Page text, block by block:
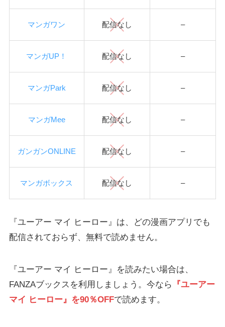
マンガワン 配信なし –
マンガUP！ 配信なし –
マンガPark 配信なし –
マンガMee 配信なし –
ガンガンONLINE 配信なし –
マンガボックス 配信なし –
『ユーアー マイ ヒーロー』は、どの漫画アプリでも
配信されておらず、無料で読めません。
『ユーアー マイ ヒーロー』を読みたい場合は、
FANZAブックスを利用しましょう。今なら
『ユーアー
マイ ヒーロー』を90％OFFで読めます。